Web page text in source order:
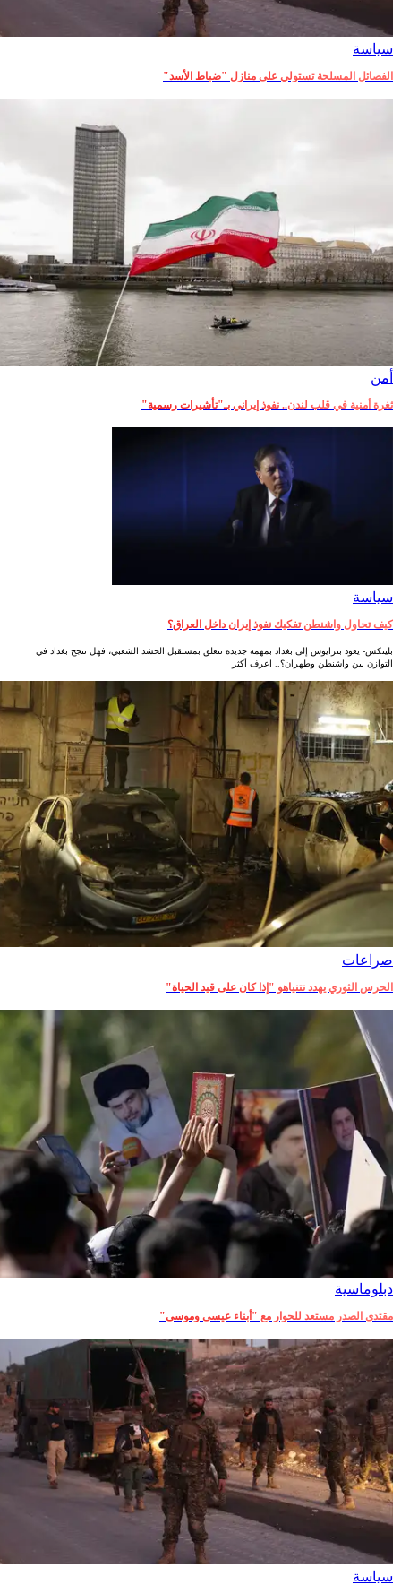
سياسة
الفصائل المسلحة تستولي على منازل "ضباط الأسد"
أمن‎
ثغرة أمنية في قلب لندن.. نفوذ إيراني بـ"تأشيرات رسمية"
سياسة
كيف تحاول واشنطن تفكيك نفوذ إيران داخل العراق؟
بلينكس- يعود بترايوس إلى بغداد بمهمة جديدة تتعلق بمستقبل الحشد الشعبي، فهل تنجح بغداد في
التوازن بين واشنطن وطهران؟.. اعرف أكثر
صراعات‎
الحرس الثوري يهدد نتنياهو "إذا كان على قيد الحياة"
دبلوماسية‎
مقتدى الصدر مستعد للحوار مع "أبناء عيسى وموسى"
سياسة